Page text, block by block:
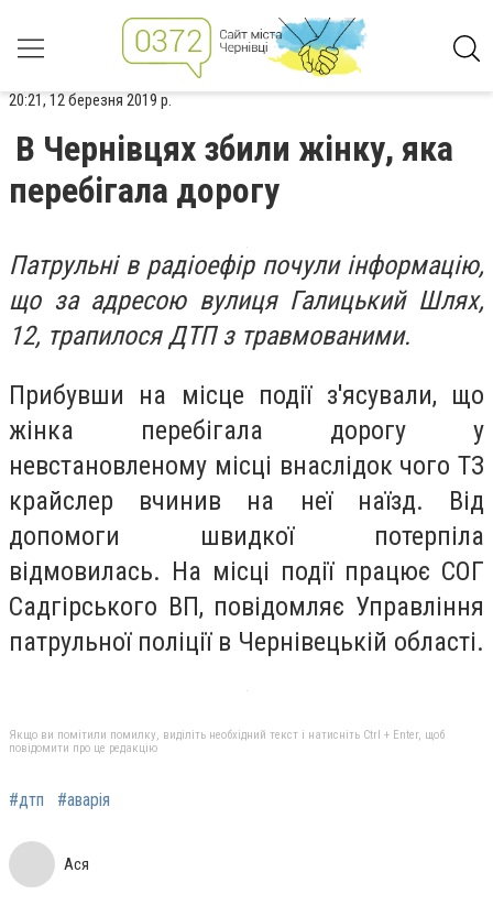
20:21, 12 березня 2019 р.
В Чернівцях збили жінку, яка
перебігала дорогу
Патрульні в радіоефір почули інформацію,
що за адресою вулиця Галицький Шлях,
12, трапилося ДТП з травмованими.
Прибувши на місце події з'ясували, що
жінка перебігала дорогу у
невстановленому місці внаслідок чого ТЗ
крайслер вчинив на неї наїзд. Від
допомоги швидкої потерпіла
відмовилась. На місці події працює СОГ
Садгірського ВП, повідомляє Управління
патрульної поліції в Чернівецькій області.
Якщо ви помітили помилку, виділіть необхідний текст і натисніть Ctrl + Enter, щоб
повідомити про це редакцію
#дтп #аварія
Ася